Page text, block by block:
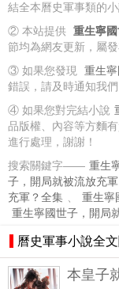
結全本曆史軍事類的小
② 本站提供 重生寧
節均為網友更新，屬
③ 如果您發現 重生
錯誤，請及時通知我
④ 如果您對完結小說
品版權、內容等方麵
進行處理，謝謝！
搜索關鍵字—— 重生
子，開局就被流放充
充軍？全集 、 重生寧
重生寧國世子，開局
曆史軍事小說全
本皇子